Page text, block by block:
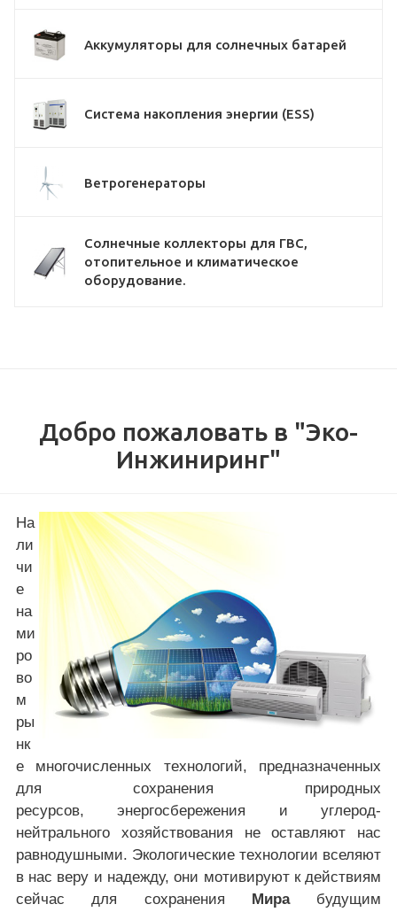
Аккумуляторы для солнечных батарей
Система накопления энергии (ESS)
Ветрогенераторы
Солнечные коллекторы для ГВС,
отопительное и климатическое
оборудование.
Добро пожаловать в "Эко-
Инжиниринг"
На
ли
чи
е
на
ми
ро
во
м
ры
нк
е многочисленных технологий, предназначенных
для сохранения природных
ресурсов, энергосбережения и углерод-
нейтрального хозяйствования не оставляют нас
равнодушными. Экологические технологии вселяют
в нас веру и надежду, они мотивируют к действиям
сейчас для сохранения Мирабудущим